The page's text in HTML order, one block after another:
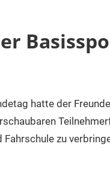
hatte der
Fahrschule zu